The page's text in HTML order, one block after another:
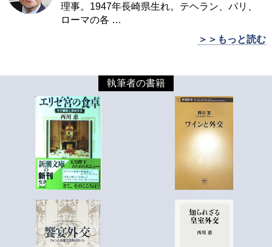
理事。1947年長崎県生れ。テヘラン、パリ、
ローマの各 …
＞＞もっと読む
執筆者の書籍